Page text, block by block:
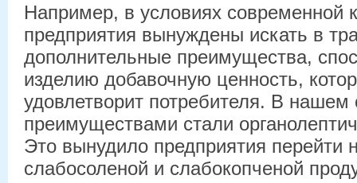
Например, в условиях современной
предприятия вынуждены искать в
дополнительные преимущества,
изделию добавочную ценность,
удовлетворит потребителя. В нашем
преимуществами стали
Это вынудило предприятия перейти
слабосоленой и слабокопченой